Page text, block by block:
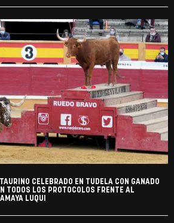
CELEBRADO EN TUDELA CON GANADO
TODOS LOS PROTOCOLOS FRENTE AL
LUQUI